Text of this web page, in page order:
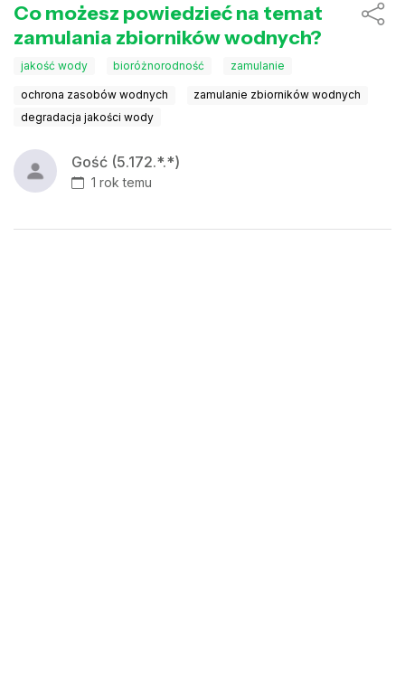
Co możesz powiedzieć na temat
zamulania zbiorników wodnych?
jakość wody bioróżnorodność zamulanie
ochrona zasobów wodnych
zamulanie zbiorników wodnych
degradacja jakości wody
Gość (5.172.*.*)
1 rok temu